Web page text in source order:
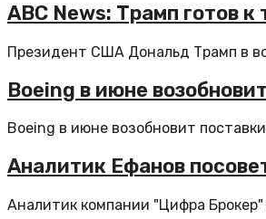
ABC News: Трамп готов
Президент США Дональд Трамп в
Boeing в июне
Boeing в июне возобновит
Аналитик Ефанов
Аналитик компании "Цифра